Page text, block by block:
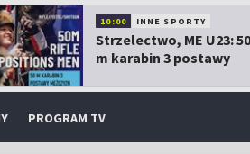
10:00 INNE SPORTY
Strzelectwo, ME U23:
m karabin 3 postawy
PROGRAM TV